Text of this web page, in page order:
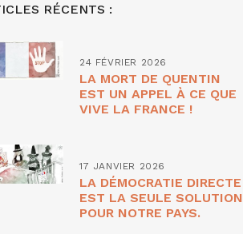
RÉCENTS :
24 FÉVRIER 2026
LA MORT DE QUENTIN
EST UN APPEL À CE QUE
VIVE LA FRANCE !
17 JANVIER 2026
LA DÉMOCRATIE DIRECTE
EST LA SEULE SOLUTION
POUR NOTRE PAYS.